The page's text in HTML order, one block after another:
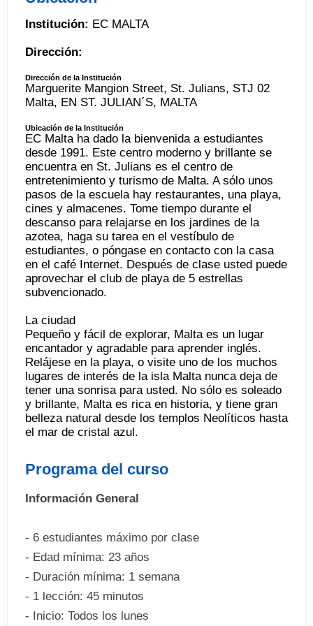
Institución: EC MALTA
Dirección:
Dirección de la Institución
Marguerite Mangion Street, St. Julians, STJ 02
Malta, EN ST. JULIAN´S, MALTA
Ubicación de la Institución
EC Malta ha dado la bienvenida a estudiantes
desde 1991. Este centro moderno y brillante se
encuentra en St. Julians es el centro de
entretenimiento y turismo de Malta. A sólo unos
pasos de la escuela hay restaurantes, una playa,
cines y almacenes. Tome tiempo durante el
descanso para relajarse en los jardines de la
azotea, haga su tarea en el vestíbulo de
estudiantes, o póngase en contacto con la casa
en el café Internet. Después de clase usted puede
aprovechar el club de playa de 5 estrellas
subvencionado.
La ciudad
Pequeño y fácil de explorar, Malta es un lugar
encantador y agradable para aprender inglés.
Relájese en la playa, o visite uno de los muchos
lugares de interés de la isla Malta nunca deja de
tener una sonrisa para usted. No sólo es soleado
y brillante, Malta es rica en historia, y tiene gran
belleza natural desde los templos Neolíticos hasta
el mar de cristal azul.
Programa del curso
Información General
- 6 estudiantes máximo por clase
- Edad mínima: 23 años
- Duración mínima: 1 semana
- 1 lección: 45 minutos
- Inicio: Todos los lunes